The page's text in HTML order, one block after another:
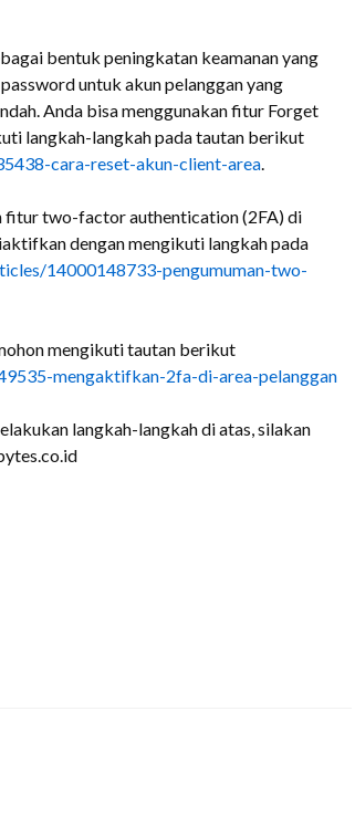
bentuk peningkatan keamanan yang
untuk akun pelanggan yang
Anda bisa menggunakan fitur Forget
langkah-langkah pada tautan berikut
cara-reset-akun-client-area.
fitur two-factor authentication (2FA) di
dengan mengikuti langkah pada
14000148733-pengumuman-two-
mengikuti tautan berikut
mengaktifkan-2fa-di-area-pelanggan
langkah-langkah di atas, silakan